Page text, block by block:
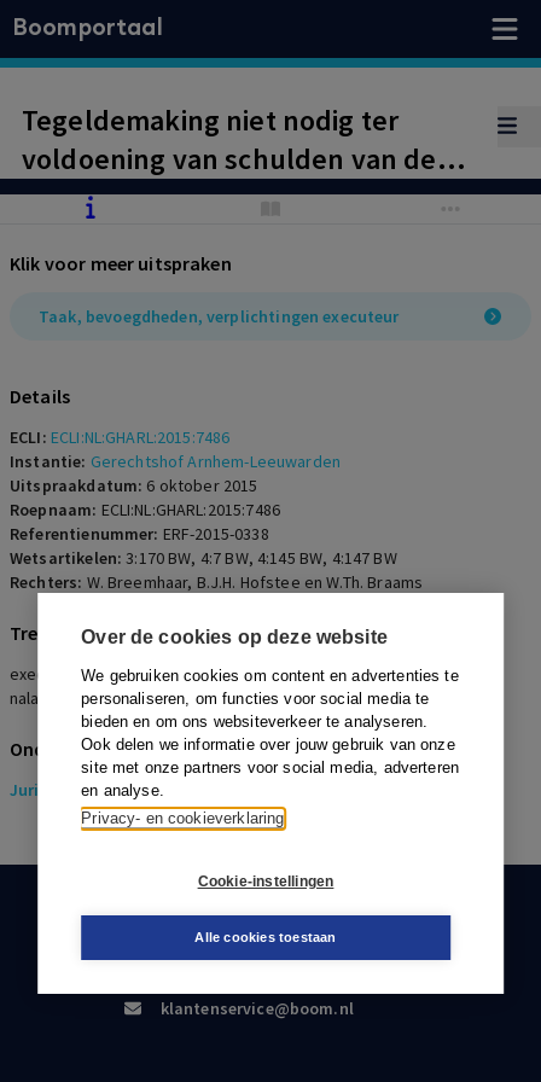
Over de cookies op deze website
We gebruiken cookies om content en advertenties te
personaliseren, om functies voor social media te
bieden en om ons websiteverkeer te analyseren.
Ook delen we informatie over jouw gebruik van onze
site met onze partners voor social media, adverteren
en analyse.
Privacy- en cookieverklaring
Cookie-instellingen
Alle cookies toestaan
Boomportaal
Tegeldemaking niet nodig ter
voldoening van schulden van de
nalatenschap. Kopers hadden
bevoegdheid executeur. Overdracht
door executeur ongeldig.
Klik voor meer uitspraken
Taak, bevoegdheden, verplichtingen executeur
Details
ECLI: ECLI:NL:GHARL:2015:7486
Instantie: Gerechtshof Arnhem-Leeuwarden
Uitspraakdatum: 6 oktober 2015
Roepnaam: ECLI:NL:GHARL:2015:7486
Referentienummer: ERF-2015-0338
Wetsartikelen:3:170 BW, 4:7 BW, 4:145 BW, 4:147 BW
Rechters: W. Breemhaar, B.J.H. Hofstee en W.Th. Braams
Trefwoorden
executeur, bevoegdheid, beheer, tegeldemaking, schulden van de
nalatenschap, opeisbare schulden, derden
Onderwerpen
Juridisch> Erfrecht
KLANTENSERVICE
088-0301000
klantenservice@boom.nl